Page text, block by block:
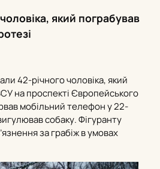
який пограбував
42-річного чоловіка, який
на проспекті Європейського
мобільний телефон у 22-
собаку. Фігуранту
за грабіж в умовах